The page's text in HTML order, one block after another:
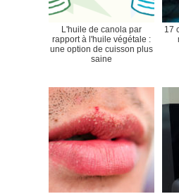
L'huile de canola par
rapport à l'huile végétale :
une option de cuisson plus
saine
17